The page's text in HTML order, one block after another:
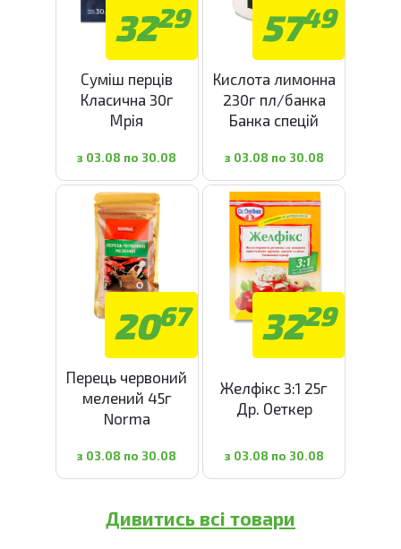
3229
Суміш перців
Класична 30г
Мрія
з 03.08 по 30.08
5749
Кислота лимонна
230г пл/банка
Банка спецій
з 03.08 по 30.08
2067
Перець червоний
мелений 45г
Norma
з 03.08 по 30.08
3229
Желфікс 3:1 25г
Др. Оеткер
з 03.08 по 30.08
Дивитись всі товари